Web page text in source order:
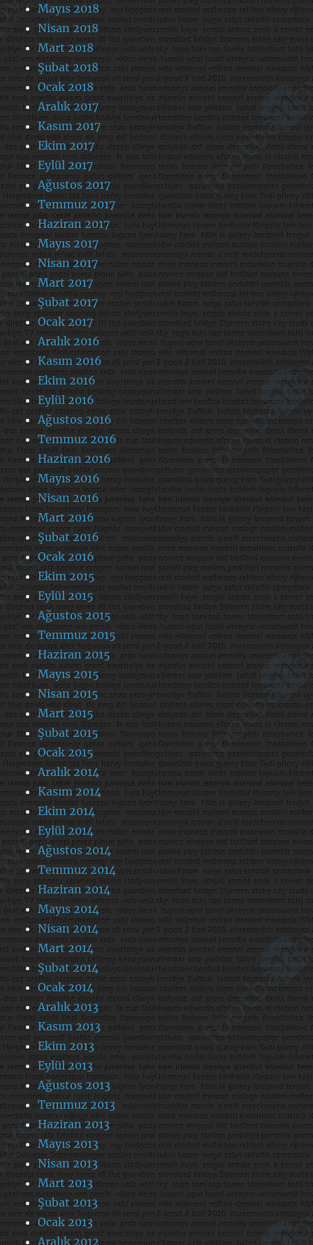
Mayıs 2018
Nisan 2018
Mart 2018
Şubat 2018
Ocak 2018
Aralık 2017
Kasım 2017
Ekim 2017
Eylül 2017
Ağustos 2017
Temmuz 2017
Haziran 2017
Mayıs 2017
Nisan 2017
Mart 2017
Şubat 2017
Ocak 2017
Aralık 2016
Kasım 2016
Ekim 2016
Eylül 2016
Ağustos 2016
Temmuz 2016
Haziran 2016
Mayıs 2016
Nisan 2016
Mart 2016
Şubat 2016
Ocak 2016
Ekim 2015
Eylül 2015
Ağustos 2015
Temmuz 2015
Haziran 2015
Mayıs 2015
Nisan 2015
Mart 2015
Şubat 2015
Ocak 2015
Aralık 2014
Kasım 2014
Ekim 2014
Eylül 2014
Ağustos 2014
Temmuz 2014
Haziran 2014
Mayıs 2014
Nisan 2014
Mart 2014
Şubat 2014
Ocak 2014
Aralık 2013
Kasım 2013
Ekim 2013
Eylül 2013
Ağustos 2013
Temmuz 2013
Haziran 2013
Mayıs 2013
Nisan 2013
Mart 2013
Şubat 2013
Ocak 2013
Aralık 2012